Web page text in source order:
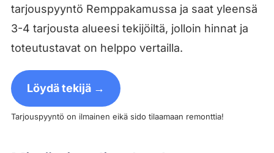
tarjouspyyntö Remppakamussa ja saat yleensä
3-4 tarjousta alueesi tekijöiltä, jolloin hinnat ja
toteutustavat on helppo vertailla.
Löydä tekijä →
Tarjouspyyntö on ilmainen eikä sido tilaamaan remonttia!